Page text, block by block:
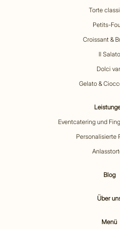
Torte
Petits-
Croissant &
Il Salato
Dolci
Gelato &
Eventcatering und
Personalisierte
Blog
Über
Menü